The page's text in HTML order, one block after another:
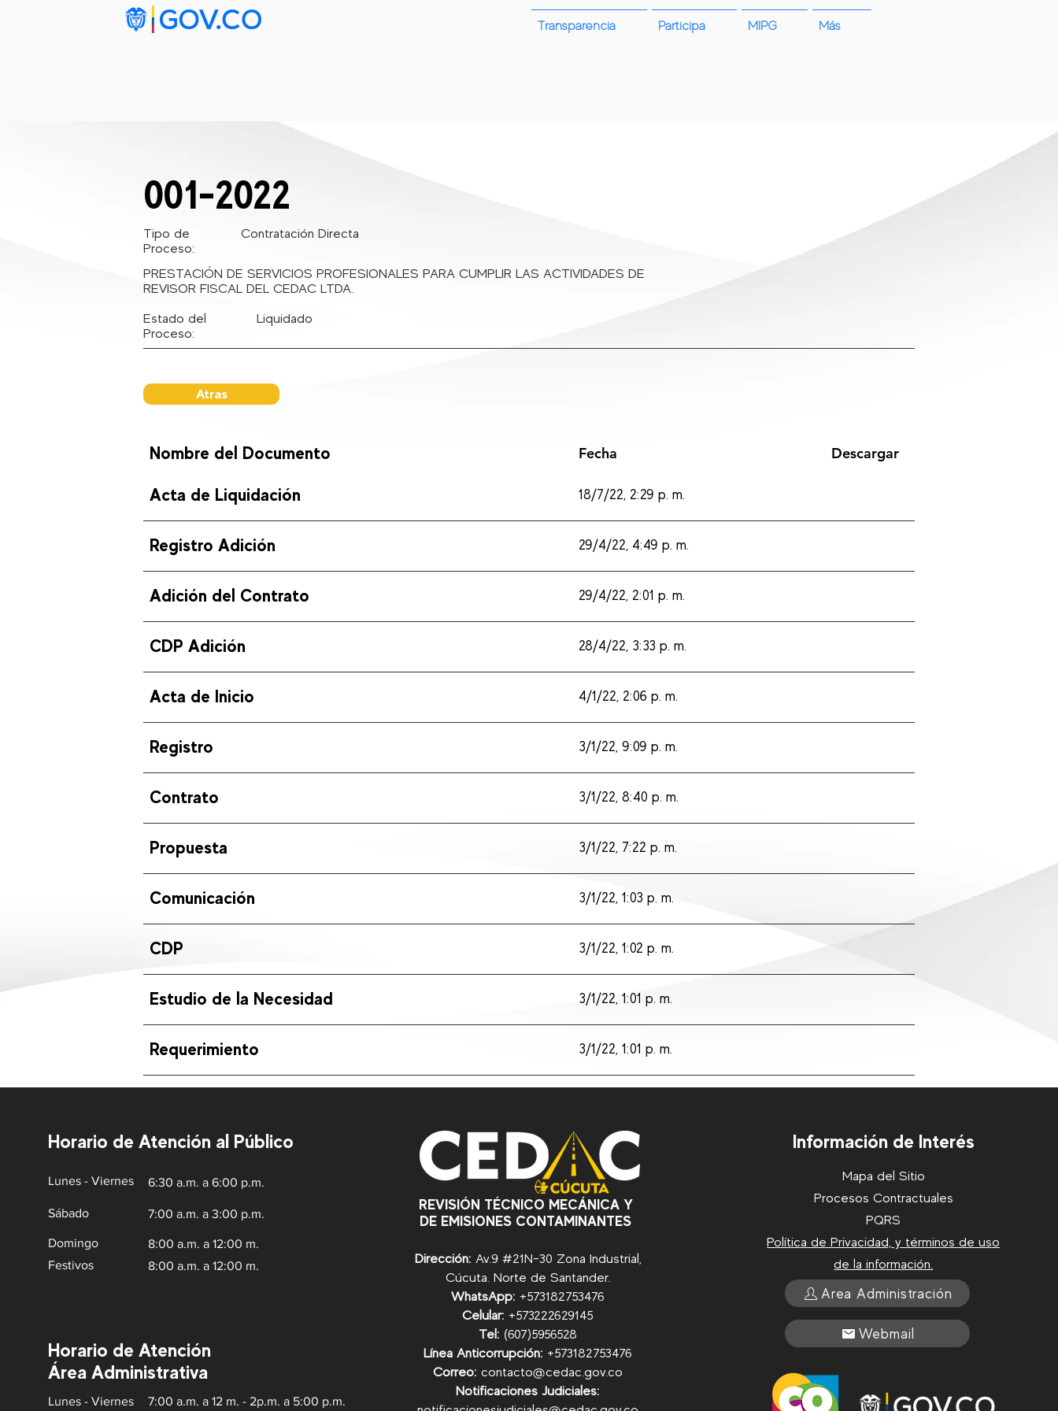
Transparencia Participa MIPG Más
001-2022
Tipo de
Proceso:
Contratación Directa
PRESTACIÓN DE SERVICIOS PROFESIONALES PARA CUMPLIR LAS ACTIVIDADES DE
REVISOR FISCAL DEL CEDAC LTDA.
Estado del
Proceso:
Liquidado
Atras
Nombre del Documento Fecha
Acta de Liquidación 18/7/22, 2:29 p. m.
Registro Adición 29/4/22, 4:49 p. m.
Adición del Contrato 29/4/22, 2:01 p. m.
CDP Adición 28/4/22, 3:33 p. m.
Acta de Inicio 4/1/22, 2:06 p. m.
Registro 3/1/22, 9:09 p. m.
Contrato 3/1/22, 8:40 p. m.
Propuesta 3/1/22, 7:22 p. m.
Comunicación 3/1/22, 1:03 p. m.
CDP 3/1/22, 1:02 p. m.
Estudio de la Necesidad 3/1/22, 1:01 p. m.
Requerimiento 3/1/22, 1:01 p. m.
Descargar
Horario de Atención al Público
Lunes - Viernes 6:30 a.m. a 6:00 p.m.
Sábado 7:00 a.m. a 3:00 p.m.
Domingo
Festivos
8:00 a.m. a 12:00 m.
8:00 a.m. a 12:00 m.
Horario de Atención
Área Administrativa
Lunes - Viernes 7:00 a.m. a 12 m. - 2p.m. a 5:00 p.m.
REVISIÓN TÉCNICO MECÁNICA Y
DE EMISIONES CONTAMINANTES
Dirección: Av.9 #21N-30 Zona Industrial,
Cúcuta. Norte de Santander.
WhatsApp: +573182753476
Celular: +573222629145
Tel: (607)5956528
Línea Anticorrupción: +573182753476
Correo:contacto@cedac.gov.co
Notificaciones Judiciales:
Información de Interés
Mapa del Sitio
Procesos Contractuales
PQRS
Política de Privacidad, y términos de uso
de la información.
Area Administración
Webmail